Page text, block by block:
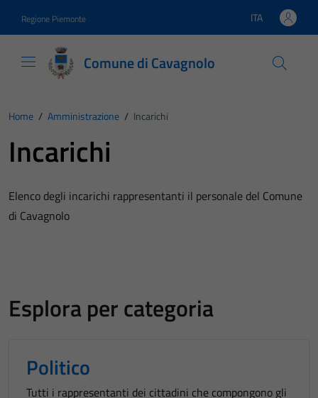
Regione Piemonte Lingua attiva:
ITA
Comune di Cavagnolo
Home / Amministrazione / Incarichi
Incarichi
Elenco degli incarichi rappresentanti il personale del Comune
di Cavagnolo
Esplora per categoria
Politico
Tutti i rappresentanti dei cittadini che compongono gli